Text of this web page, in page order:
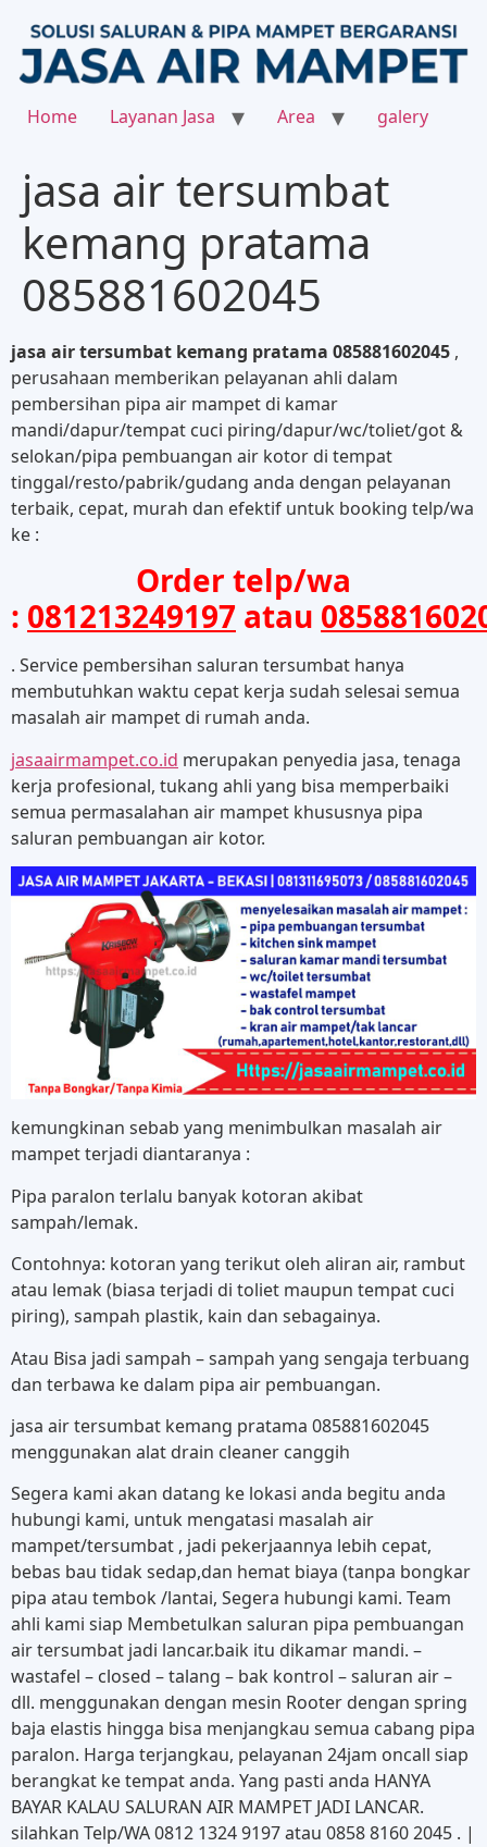
Home Layanan Jasa Area galery
jasa air tersumbat
kemang pratama
085881602045
jasa air tersumbat kemang pratama 085881602045 ,
perusahaan memberikan pelayanan ahli dalam
pembersihan pipa air mampet di kamar
mandi/dapur/tempat cuci piring/dapur/wc/toliet/got &
selokan/pipa pembuangan air kotor di tempat
tinggal/resto/pabrik/gudang anda dengan pelayanan
terbaik, cepat, murah dan efektif untuk booking telp/wa
ke :
Order telp/wa
: 081213249197 atau
. Service pembersihan saluran tersumbat hanya
membutuhkan waktu cepat kerja sudah selesai semua
masalah air mampet di rumah anda.
jasaairmampet.co.id merupakan penyedia jasa, tenaga
kerja profesional, tukang ahli yang bisa memperbaiki
semua permasalahan air mampet khususnya pipa
saluran pembuangan air kotor.
kemungkinan sebab yang menimbulkan masalah air
mampet terjadi diantaranya :
Pipa paralon terlalu banyak kotoran akibat
sampah/lemak.
Contohnya: kotoran yang terikut oleh aliran air, rambut
atau lemak (biasa terjadi di toliet maupun tempat cuci
piring), sampah plastik, kain dan sebagainya.
Atau Bisa jadi sampah – sampah yang sengaja terbuang
dan terbawa ke dalam pipa air pembuangan.
jasa air tersumbat kemang pratama 085881602045
menggunakan alat drain cleaner canggih
Segera kami akan datang ke lokasi anda begitu anda
hubungi kami, untuk mengatasi masalah air
mampet/tersumbat , jadi pekerjaannya lebih cepat,
bebas bau tidak sedap,dan hemat biaya (tanpa bongkar
pipa atau tembok /lantai, Segera hubungi kami. Team
ahli kami siap Membetulkan saluran pipa pembuangan
air tersumbat jadi lancar.baik itu dikamar mandi. –
wastafel – closed – talang – bak kontrol – saluran air –
dll. menggunakan dengan mesin Rooter dengan spring
baja elastis hingga bisa menjangkau semua cabang pipa
paralon. Harga terjangkau, pelayanan 24jam oncall siap
berangkat ke tempat anda. Yang pasti anda HANYA
BAYAR KALAU SALURAN AIR MAMPET JADI LANCAR.
silahkan Telp/WA 0812 1324 9197 atau 0858 8160 2045 . |